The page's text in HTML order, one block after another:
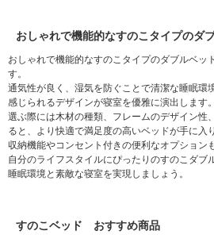
おしゃれで機能的なすのこタイプのダ
おしゃれで機能的なすのこタイプのダブルベッ
す。
通気性が良く、湿気を防ぐことで清潔な睡眠環
感じられるデザインが寝室を優雅に演出します。
選ぶ際には木材の種類、フレームのデザイン性
ると、より快適で満足度の高いベッドが手に入
収納機能やコンセント付きの便利なオプション
自分のライフスタイルにぴったりのすのこダブ
睡眠環境と素敵な寝室を実現しましょう。
すのこベッド おすすめ商品